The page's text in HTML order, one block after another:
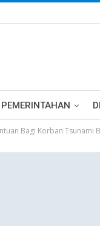
PEMERINTAHAN
Bagi Korban Tsunami